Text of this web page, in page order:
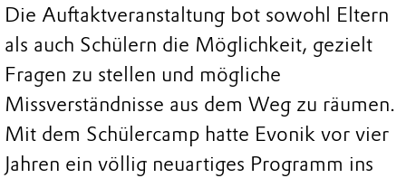
Die Auftaktveranstaltung bot sowohl Eltern
als auch Schülern die Möglichkeit, gezielt
Fragen zu stellen und mögliche
Missverständnisse aus dem Weg zu räumen.
Mit dem Schülercamp hatte Evonik vor vier
Jahren ein völlig neuartiges Programm ins